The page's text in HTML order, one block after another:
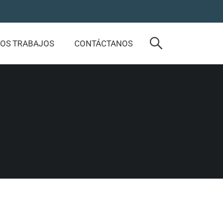
TRABAJOS CONTÁCTANOS